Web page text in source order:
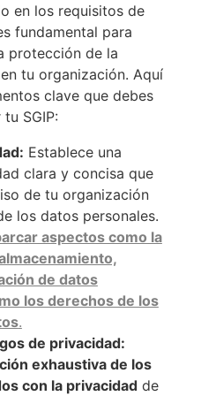
en los requisitos de
fundamental para
protección de la
tu organización. Aquí
clave que debes
SGIP:
Establece una
clara y concisa que
de tu organización
los datos personales.
aspectos como la
de datos
los derechos de los
.
de privacidad:
exhaustiva de los
con la privacidadde